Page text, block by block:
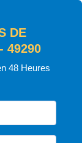
DE
49290
48 Heures